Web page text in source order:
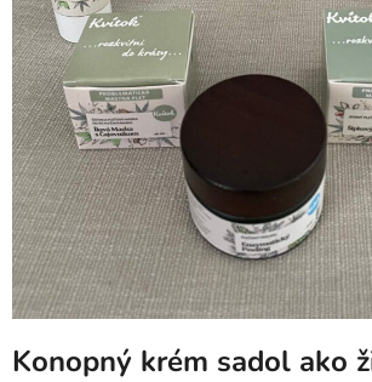
Konopný krém sadol ako